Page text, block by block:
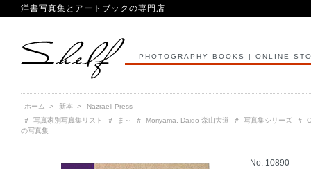
洋書写真集とアートブックの専門店
PHOTOGRAPHY BOOKS | ONLINE
ホーム > 新本 >
Nazraeli Press
＃
写真家別写真集リスト ＃ ま～ ＃ Moriyama, Daido 森山大道 ＃ 写真集シリーズ＃
の写真集
No. 10890